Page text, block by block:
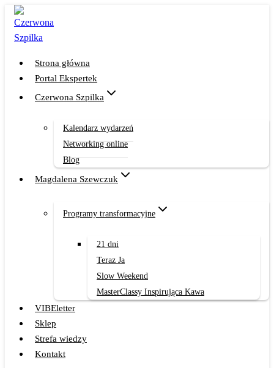
Przejdź
treści
Strona główna
Portal Ekspertek
Czerwona Szpilka
Kalendarz wydarzeń
Networking online
Blog
Magdalena Szewczuk
Programy transformacyjne
21 dni
Teraz Ja
Slow Weekend
MasterClassy Inspirująca Kawa
VIBEletter
Sklep
Strefa wiedzy
Kontakt